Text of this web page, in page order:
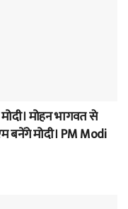
मोहन भागवत से
मोदी। PM Modi